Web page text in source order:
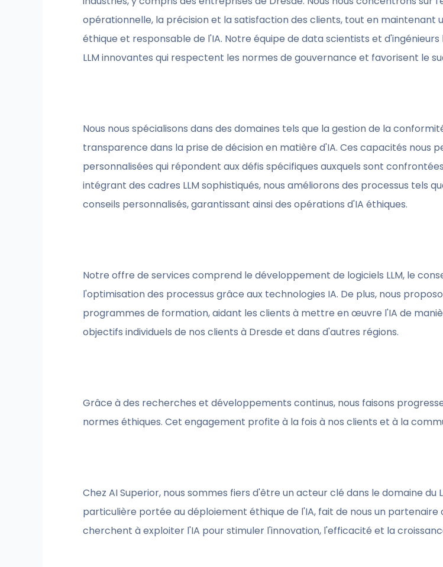
opérationnelle, la précision et la satisfaction des clients, tout en
éthique et responsable de l'IA. Notre équipe de data scientists et
LLM innovantes qui respectent les normes de gouvernance et favorisent le
Nous nous spécialisons dans des domaines tels que la gestion de la
transparence dans la prise de décision en matière d'IA. Ces capacités nous
personnalisées qui répondent aux défis spécifiques auxquels sont
intégrant des cadres LLM sophistiqués, nous améliorons des processus tels
conseils personnalisés, garantissant ainsi des opérations d'IA éthiques.
Notre offre de services comprend le développement de logiciels LLM, le
l'optimisation des processus grâce aux technologies IA. De plus, nous
programmes de formation, aidant les clients à mettre en œuvre l'IA de
objectifs individuels de nos clients à Dresde et dans d'autres régions.
Grâce à des recherches et développements continus, nous faisons
normes éthiques. Cet engagement profite à la fois à nos clients et à la
Chez AI Superior, nous sommes fiers d'être un acteur clé dans le domaine
particulière portée au déploiement éthique de l'IA, fait de nous un
cherchent à exploiter l'IA pour stimuler l'innovation, l'efficacité et la